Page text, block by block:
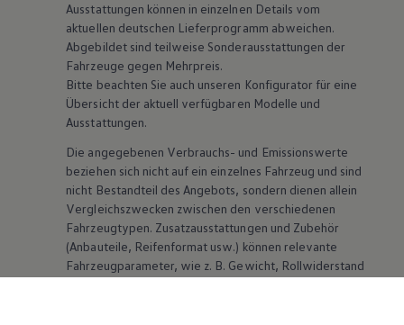
Ausstattungen können in einzelnen Details vom
aktuellen deutschen Lieferprogramm abweichen.
Abgebildet sind teilweise Sonderausstattungen der
Fahrzeuge gegen Mehrpreis.
Bitte beachten Sie auch unseren Konfigurator für eine
Übersicht der aktuell verfügbaren Modelle und
Ausstattungen.
Die angegebenen Verbrauchs- und Emissionswerte
beziehen sich nicht auf ein einzelnes Fahrzeug und sind
nicht Bestandteil des Angebots, sondern dienen allein
Vergleichszwecken zwischen den verschiedenen
Fahrzeugtypen. Zusatzausstattungen und Zubehör
(Anbauteile, Reifenformat usw.) können relevante
Fahrzeugparameter, wie z. B. Gewicht, Rollwiderstand